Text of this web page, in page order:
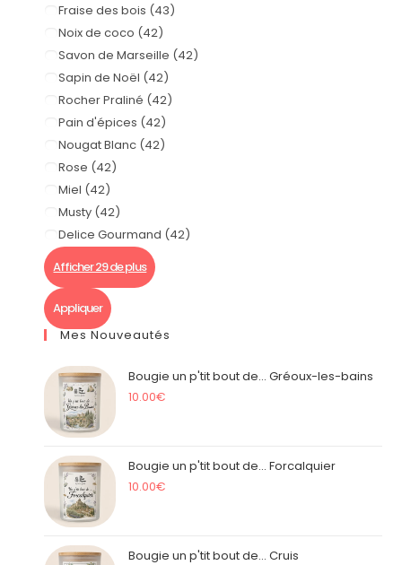
Fraise des bois (43)
Noix de coco (42)
Savon de Marseille (42)
Sapin de Noël (42)
Rocher Praliné (42)
Pain d'épices (42)
Nougat Blanc (42)
Rose (42)
Miel (42)
Musty (42)
Delice Gourmand (42)
Afficher 29 de plus
Appliquer
Mes Nouveautés
Bougie un p'tit bout de... Gréoux-les-bains
10.00€
Bougie un p'tit bout de... Forcalquier
10.00€
Bougie un p'tit bout de... Cruis